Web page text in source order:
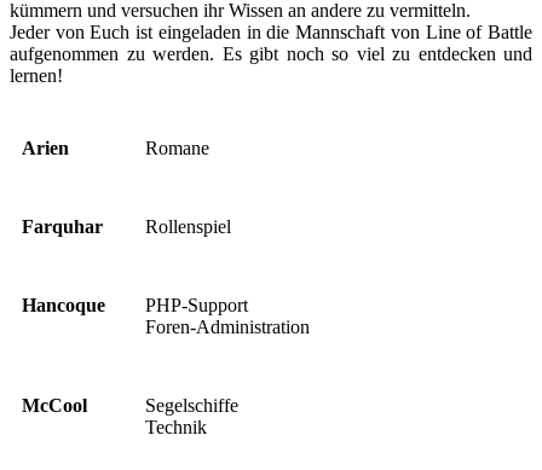
kümmern und versuchen ihr Wissen an andere zu vermitteln.
Jeder von Euch ist eingeladen in die Mannschaft von Line of Battle
aufgenommen zu werden. Es gibt noch so viel zu entdecken und
lernen!
Arien Romane
Farquhar Rollenspiel
Hancoque
PHP-Support
Foren-Administration
McCool
Segelschiffe
Technik